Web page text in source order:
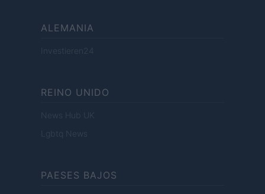
ALEMANIA
Investieren24
REINO UNIDO
News Hub UK
Lgbtq News
PAESES BAJOS